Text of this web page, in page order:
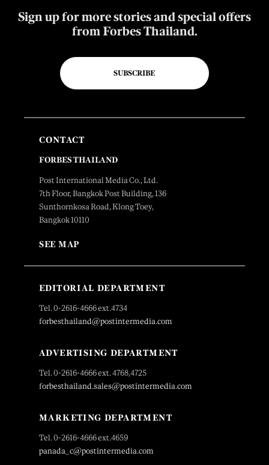
Sign up for more stories and special offers
from Forbes Thailand.
SUBSCRIBE
CONTACT
FORBES THAILAND
Post International Media Co., Ltd.
7th Floor, Bangkok Post Building, 136
Sunthornkosa Road, Klong Toey,
Bangkok 10110
SEE MAP
EDITORIAL DEPARTMENT
Tel. 0-2616-4666 ext.4734
forbesthailand@postintermedia.com
ADVERTISING DEPARTMENT
Tel. 0-2616-4666 ext. 4768,4725
forbesthailand.sales@postintermedia.com
MARKETING DEPARTMENT
Tel. 0-2616-4666 ext.4659
panada_c@postintermedia.com